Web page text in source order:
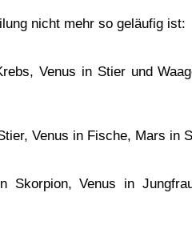
nicht mehr so geläufig ist:
Venus in Stier und
Venus in Fische, Mars in
Skorpion, Venus in